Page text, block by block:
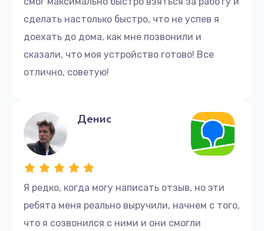
сделать настолько быстро, что не успев я
доехать до дома, как мне позвонили и
сказали, что моя устройство готово! Все
отлично, советую!
Я редко, когда могу написать отзыв, но эти
ребята меня реально выручили, начнем с того,
что я созвонился с ними и они смогли
Денис